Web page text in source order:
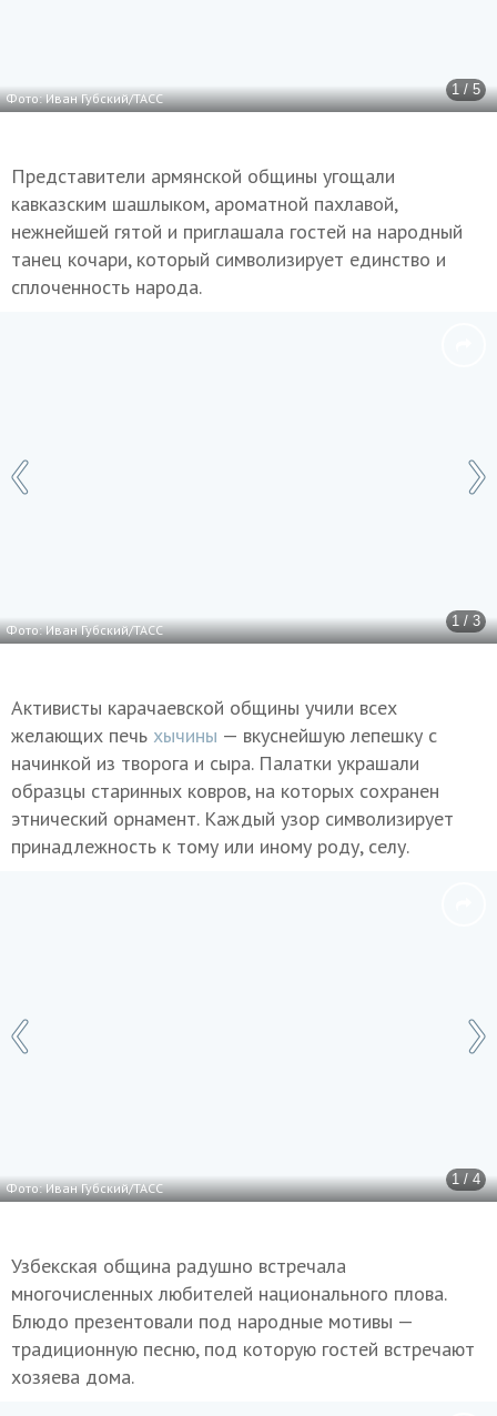
1 / 5
Фото: Иван Губский/ТАСС
Представители армянской общины угощали
кавказским шашлыком, ароматной пахлавой,
нежнейшей гятой и приглашала гостей на народный
танец кочари, который символизирует единство и
сплоченность народа.
1 / 3
Фото: Иван Губский/ТАСС
Активисты карачаевской общины учили всех
желающих печь хычины — вкуснейшую лепешку с
начинкой из творога и сыра. Палатки украшали
образцы старинных ковров, на которых сохранен
этнический орнамент. Каждый узор символизирует
принадлежность к тому или иному роду, селу.
1 / 4
Фото: Иван Губский/ТАСС
Узбекская община радушно встречала
многочисленных любителей национального плова.
Блюдо презентовали под народные мотивы —
традиционную песню, под которую гостей встречают
хозяева дома.